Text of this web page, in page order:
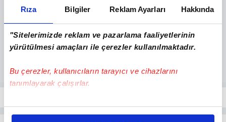
Rıza Bilgiler Reklam Ayarları Hakkında
"Sitelerimizde reklam ve pazarlama faaliyetlerinin
yürütülmesi amaçları ile çerezler kullanılmaktadır.
Bu çerezler, kullanıcıların tarayıcı ve cihazlarını
tanımlayarak çalışırlar.
Bu çerezlere izin vermeniz halinde sizlere özel